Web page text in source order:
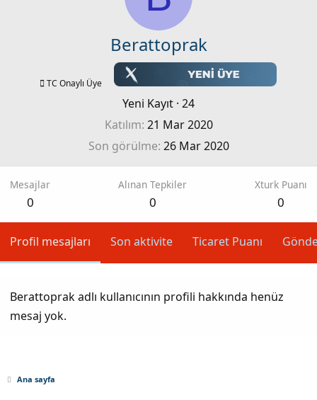
Berattoprak
TC Onaylı Üye
Yeni Kayıt · 24
Katılım 21 Mar 2020
Son görülme 26 Mar 2020
Mesajlar
0
Alınan Tepkiler
0
Xturk Puanı
0
Profil mesajları Son aktivite Ticaret Puanı
Berattoprak adlı kullanıcının profili hakkında henüz
mesaj yok.
Ana sayfa